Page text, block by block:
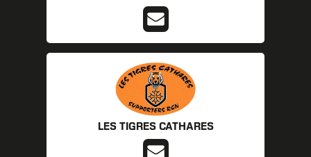
LES TIGRES CATHARES